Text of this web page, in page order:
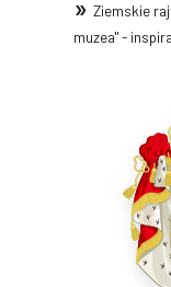
Ziemskie
muzea" -